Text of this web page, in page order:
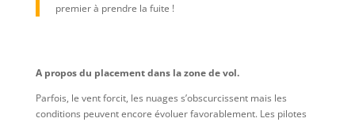
premier à prendre la fuite !
A propos du placement dans la zone de vol.
Parfois, le vent forcit, les nuages s’obscurcissent mais les
conditions peuvent encore évoluer favorablement. Les pilotes